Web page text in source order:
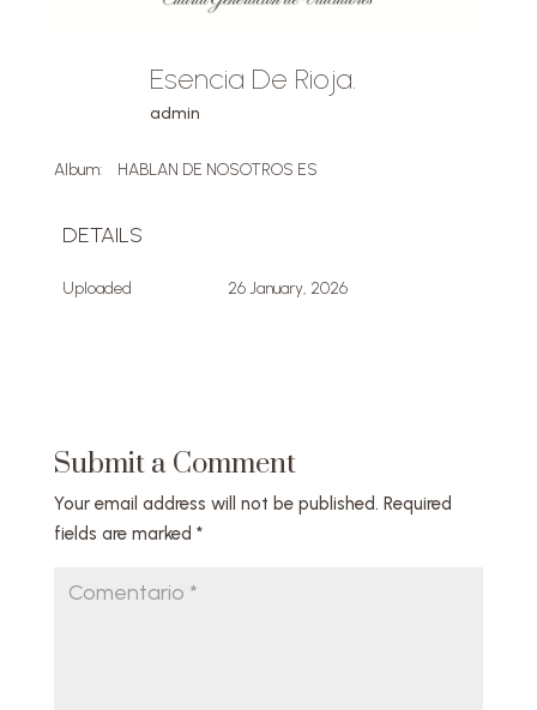
Esencia De Rioja.
admin
Album: HABLAN DE NOSOTROS ES
DETAILS
Uploaded 26 January, 2026
Submit a Comment
Your email address will not be published. Required
fields are marked *